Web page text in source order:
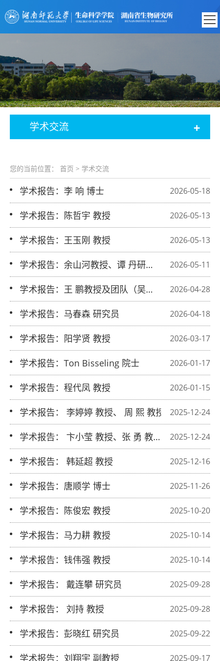
学术交流 +
您的当前位置： 首页 > 学术交流
2026-05-18
学术报告：李 响 博士
2026-05-13
学术报告：陈哲宇 教授
2026-05-13
学术报告：王玉刚 教授
2026-05-11
学术报告：余山河教授、谭 丹研究
员、曾 嵘教授 2026-04-28
学术报告：王 鹏教授及团队（吴奎、
季洋、贺云娇、张弛） 2026-04-18
学术报告：马春森 研究员
2026-03-17
学术报告：阳学贤 教授
2026-01-17
学术报告：Ton Bisseling 院士
2026-01-15
学术报告：程代凤 教授
2025-12-24
学术报告： 李婷婷 教授、 周 熙 教授
2025-12-24
学术报告： 卞小莹 教授、张 勇 教授、
张圣妲 教授 2025-12-16
学术报告： 韩延超 教授
2025-11-26
学术报告：唐顺学 博士
2025-10-20
学术报告：陈俊宏 教授
2025-10-14
学术报告：马力耕 教授
2025-10-14
学术报告：钱伟强 教授
2025-09-28
学术报告： 戴连攀 研究员
2025-09-28
学术报告： 刘持 教授
2025-09-22
学术报告：彭晓红 研究员
2025-09-17
学术报告：刘翔宇 副教授